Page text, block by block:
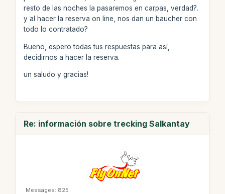
resto de las noches la pasaremos en carpas, verdad?.
y al hacer la reserva on line, nos dan un baucher con
todo lo contratado?
Bueno, espero todas tus respuestas para así,
decidirnos a hacer la reserva.
un saludo y gracias!
Re: información sobre trecking Salkantay
Messages: 825